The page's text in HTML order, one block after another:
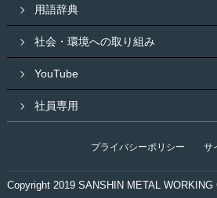
用語辞典
社会・環境への取り組み
YouTube
社員専用
プライバシーポリシー サ
Copyright 2019 SANSHIN METAL